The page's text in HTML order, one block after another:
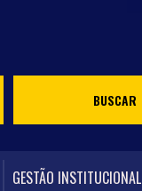
GESTÃO INSTITUCIONAL